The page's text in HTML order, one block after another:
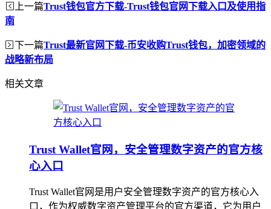
上一篇Trust钱包官方下载-Trust钱包官网下载入口及使用指
南
下一篇Trust最新官网下载-币安收购Trust钱包，加密领域的
战略新布局
相关文章
Trust Wallet官网，安全管理数字资产的官方核
心入口
Trust Wallet官网是用户安全管理数字资产的官方核心入
口，作为权威数字资产管理平台的官方渠道，它为用户